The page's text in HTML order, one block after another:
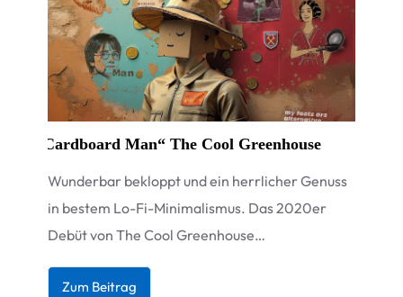
Cardboard Man“ The Cool Greenhouse
Wun­der­bar bekloppt und ein herr­li­cher Genuss
in bes­tem Lo-Fi-Mini­ma­lis­mus. Das 2020er
Debüt von The Cool Greenhouse…
Zum Bei­trag